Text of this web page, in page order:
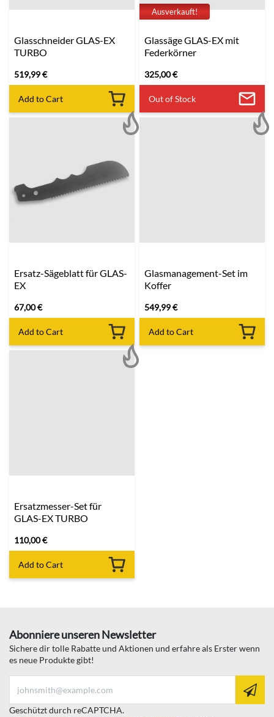
Glasschneider GLAS-EX
TURBO
519,99€
Add to Cart
Ausverkauft!
Glassäge GLAS-EX mit
Federkörner
325,00€
Out of Stock
Ersatz-Sägeblatt für GLAS-
EX
67,00€
Add to Cart
Glasmanagement-Set im
Koffer
549,99€
Add to Cart
Ersatzmesser-Set für
GLAS-EX TURBO
110,00€
Add to Cart
Abonniere unseren Newsletter
Sichere dir tolle Rabatte und Aktionen und erfahre als Erster wenn
es neue Produkte gibt!
Geschützt durch reCAPTCHA.